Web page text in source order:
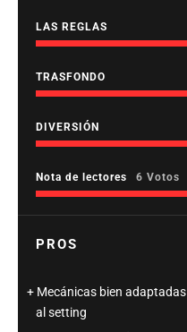
LAS REGLAS
TRASFONDO
DIVERSIÓN
Nota de lectores 6 Votos
PROS
Mecánicas bien adaptadas
al setting